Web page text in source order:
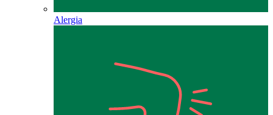
Alergia